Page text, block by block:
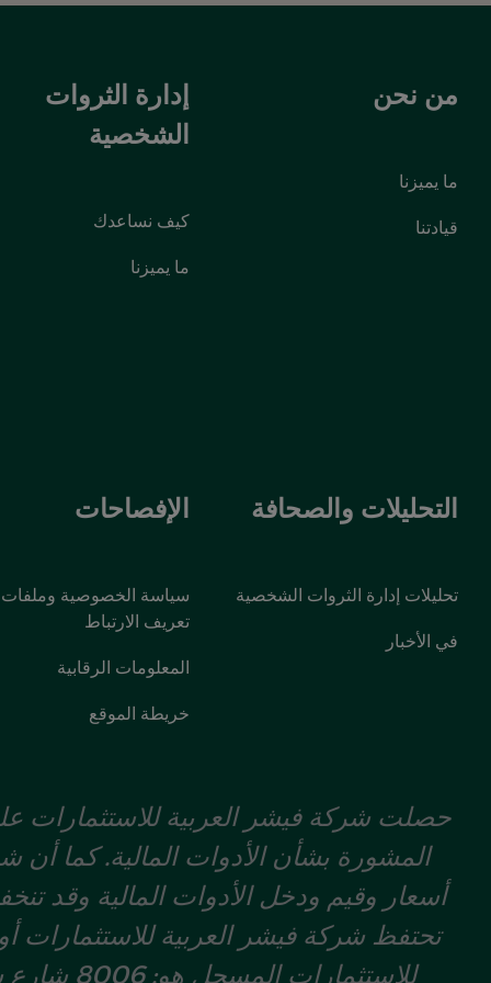
من نحن
ما يميزنا
قيادتنا
إدارة الثروات
الشخصية
كيف نساعدك
ما يميزنا
التحليلات والصحافة
تحليلات إدارة الثروات الشخصية
في الأخبار
الإفصاحات
سياسة الخصوصية وملفات
تعريف الارتباط
المعلومات الرقابية
خريطة الموقع
حصلت شركة فيشر العربية للاستثمارات
المشورة بشأن الأدوات المالية. كما أن
أسعار وقيم ودخل الأدوات المالية وقد
تحتفظ شركة فيشر العربية للاستثمارات